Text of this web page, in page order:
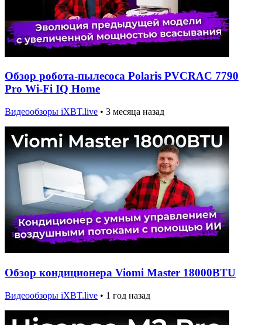
Обзор робота-пылесоса Polaris PVCRAC 7790
Pro Wi-Fi IQ Home
Видеообзоры iXBT.live • 3 месяца назад
Обзор кондиционера Viomi Master 18000BTU
Видеообзоры iXBT.live • 1 год назад